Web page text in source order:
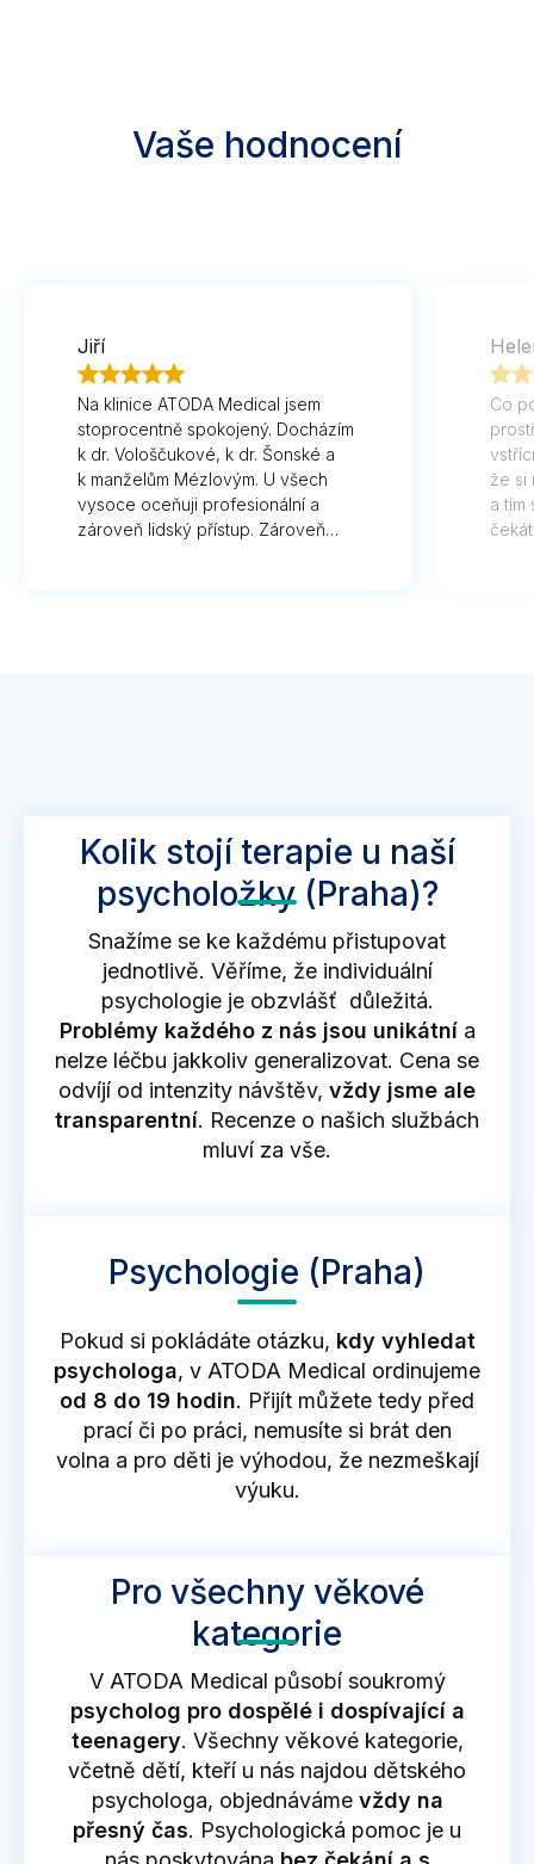
Vaše hodnocení
Jiří
Na klinice ATODA Medical jsem
stoprocentně spokojený. Docházím
k dr. Vološčukové, k dr. Šonské a
k manželům Mézlovým. U všech
vysoce oceňuji profesionální a
zároveň lidský přístup. Zároveň
Co
že si
a tím
Kolik stojí terapie u naší
psycholožky (Praha)?
Snažíme se ke každému přistupovat
jednotlivě. Věříme, že individuální
psychologie je obzvlášť důležitá.
Problémy každého z nás jsou unikátnía
nelze léčbu jakkoliv generalizovat. Cena se
odvíjí od intenzity návštěv, vždy jsme ale
transparentní. Recenze o našich službách
mluví za vše.
Psychologie (Praha)
Pokud si pokládáte otázku, kdy vyhledat
psychologa, v ATODA Medical ordinujeme
od 8 do 19 hodin. Přijít můžete tedy před
prací či po práci, nemusíte si brát den
volna a pro děti je výhodou, že nezmeškají
výuku.
Pro všechny věkové
kategorie
V ATODA Medical působí soukromý
psycholog pro dospělé i dospívající a
teenagery. Všechny věkové kategorie,
včetně dětí, kteří u nás najdou dětského
psychologa, objednáváme vždy na
přesný čas. Psychologická pomoc je u